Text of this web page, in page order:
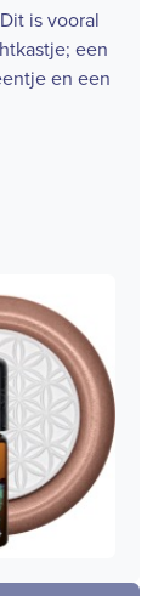
is vooral
een
en een